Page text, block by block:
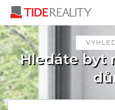
Hledáte byt